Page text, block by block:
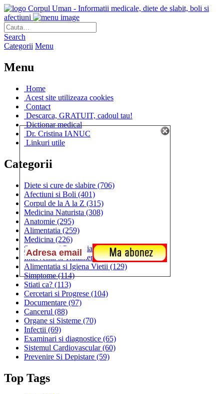
Corpul Uman - Informatii medicale, diete de slabit, boli si
afectiuni
Search
Categorii Menu
Menu
Home
Acest site utilizeaza cookies
Contact
Descarca, GRATUIT, cadoul tau!
Dictionar medical
Dr. Cristina IANUC
Linkuri utile
Categorii
Diete si cure de slabire (706)
Afectiuni si Boli (401)
Corpul de la A la Z (315)
Medicina Naturista (308)
Anatomie (295)
Alimentatia (259)
Medicina (226)
Sanatatea si Preventia(170)
Interventii si Tratamente(167)
Alimentatia si Igiena Vietii (129)
Simptome(114)
Stiati ca? (113)
Cercetari si Progrese (104)
Documentare (97)
Cancerul (88)
Organe si Sisteme (70)
Infectii (69)
Examinari si diagnostice (65)
Sistemul Cardiovascular(60)
Prevenire Si Depistare (59)
Top Tags